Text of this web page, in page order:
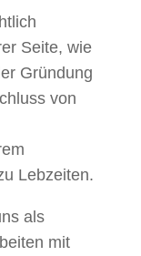
Seite, wie
Gründung
von
Lebzeiten.
als
mit